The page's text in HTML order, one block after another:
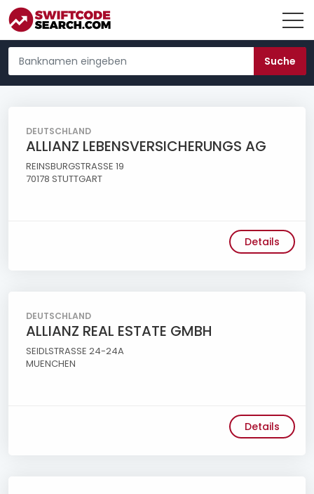
DEUTSCHLAND
ALLIANZ LEBENSVERSICHERUNGS AG
REINSBURGSTRASSE 19
70178 STUTTGART
Details
DEUTSCHLAND
ALLIANZ REAL ESTATE GMBH
SEIDLSTRASSE 24-24A
MUENCHEN
Details